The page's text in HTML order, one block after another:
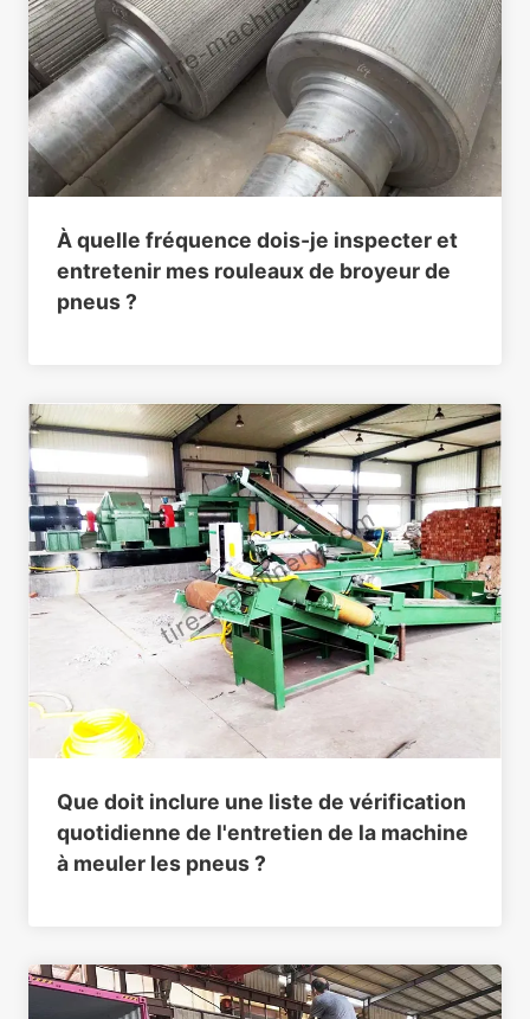
À quelle fréquence dois-je inspecter et
entretenir mes rouleaux de broyeur de
pneus ?
Que doit inclure une liste de vérification
quotidienne de l'entretien de la machine
à meuler les pneus ?